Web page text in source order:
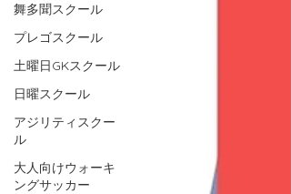
舞多聞スクール
プレゴスクール
土曜日GKスクール
日曜スクール
アジリティスクー
ル
大人向けウォーキ
ングサッカー